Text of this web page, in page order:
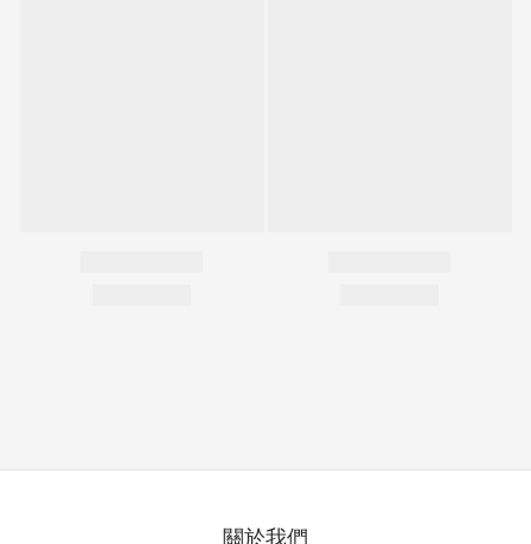
關於我們